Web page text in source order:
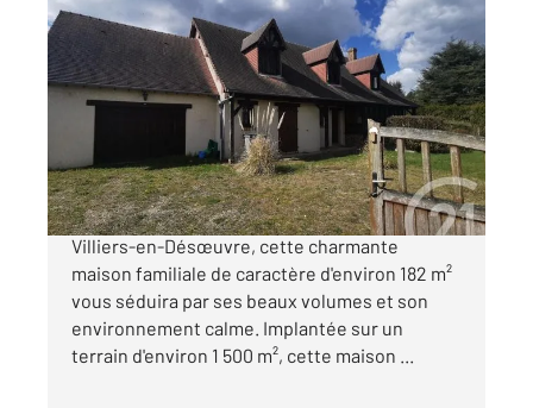
VILLIERS EN DESOEUVRE 27
160 m
, 6 pièces
Ref : 3869
Maison à vendre
270 000 €
À découvrir sans tarder sur la commune de
Villiers-en-Désœuvre, cette charmante
maison familiale de caractère d'environ 182 m²
vous séduira par ses beaux volumes et son
environnement calme. Implantée sur un
terrain d'environ 1 500 m², cette maison ...